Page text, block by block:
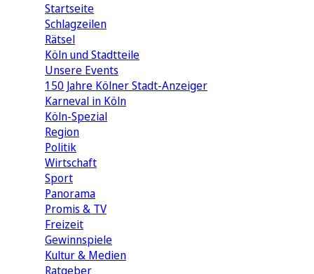
Startseite
Schlagzeilen
Rätsel
Köln und Stadtteile
Unsere Events
150 Jahre Kölner Stadt-Anzeiger
Karneval in Köln
Köln-Spezial
Region
Politik
Wirtschaft
Sport
Panorama
Promis & TV
Freizeit
Gewinnspiele
Kultur & Medien
Ratgeber